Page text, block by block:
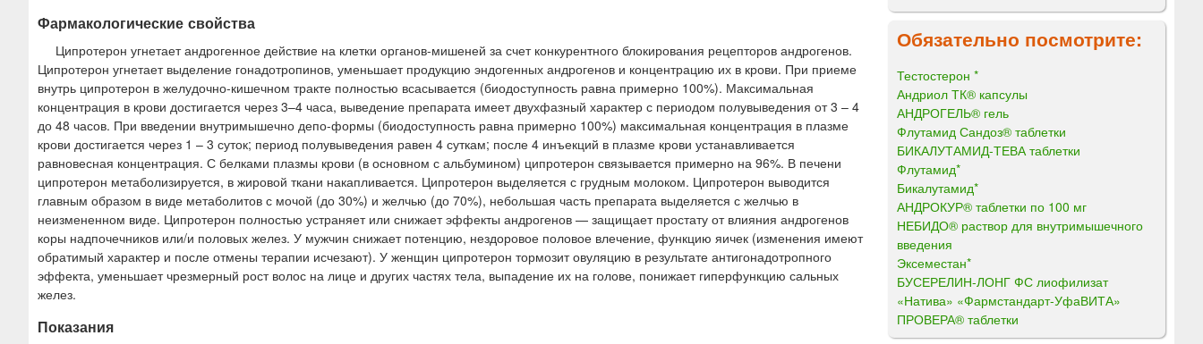
Фармакологические свойства
Ципротерон угнетает андрогенное действие на клетки органов-мишеней за счет конкурентного блокирования рецепторов андрогенов.
Ципротерон угнетает выделение гонадотропинов, уменьшает продукцию эндогенных андрогенов и концентрацию их в крови. При приеме
внутрь ципротерон в желудочно-кишечном тракте полностью всасывается (биодоступность равна примерно 100%). Максимальная
концентрация в крови достигается через 3–4 часа, выведение препарата имеет двухфазный характер с периодом полувыведения от 3 – 4
до 48 часов. При введении внутримышечно депо-формы (биодоступность равна примерно 100%) максимальная концентрация в плазме
крови достигается через 1 – 3 суток; период полувыведения равен 4 суткам; после 4 инъекций в плазме крови устанавливается
равновесная концентрация. С белками плазмы крови (в основном с альбумином) ципротерон связывается примерно на 96%. В печени
ципротерон метаболизируется, в жировой ткани накапливается. Ципротерон выделяется с грудным молоком. Ципротерон выводится
главным образом в виде метаболитов с мочой (до 30%) и желчью (до 70%), небольшая часть препарата выделяется с желчью в
неизмененном виде. Ципротерон полностью устраняет или снижает эффекты андрогенов — защищает простату от влияния андрогенов
коры надпочечников или/и половых желез. У мужчин снижает потенцию, нездоровое половое влечение, функцию яичек (изменения имеют
обратимый характер и после отмены терапии исчезают). У женщин ципротерон тормозит овуляцию в результате антигонадотропного
эффекта, уменьшает чрезмерный рост волос на лице и других частях тела, выпадение их на голове, понижает гиперфункцию сальных
желез.
Показания
Обязательно посмотрите:
Тестостерон *
Андриол ТК® капсулы
АНДРОГЕЛЬ® гель
Флутамид Сандоз® таблетки
БИКАЛУТАМИД-ТЕВА таблетки
Флутамид*
Бикалутамид*
АНДРОКУР® таблетки по 100 мг
НЕБИДО® раствор для внутримышечного
введения
Эксеместан*
БУСЕРЕЛИН-ЛОНГ ФС лиофилизат
«Натива» «Фармстандарт-УфаВИТА»
ПРОВЕРА® таблетки